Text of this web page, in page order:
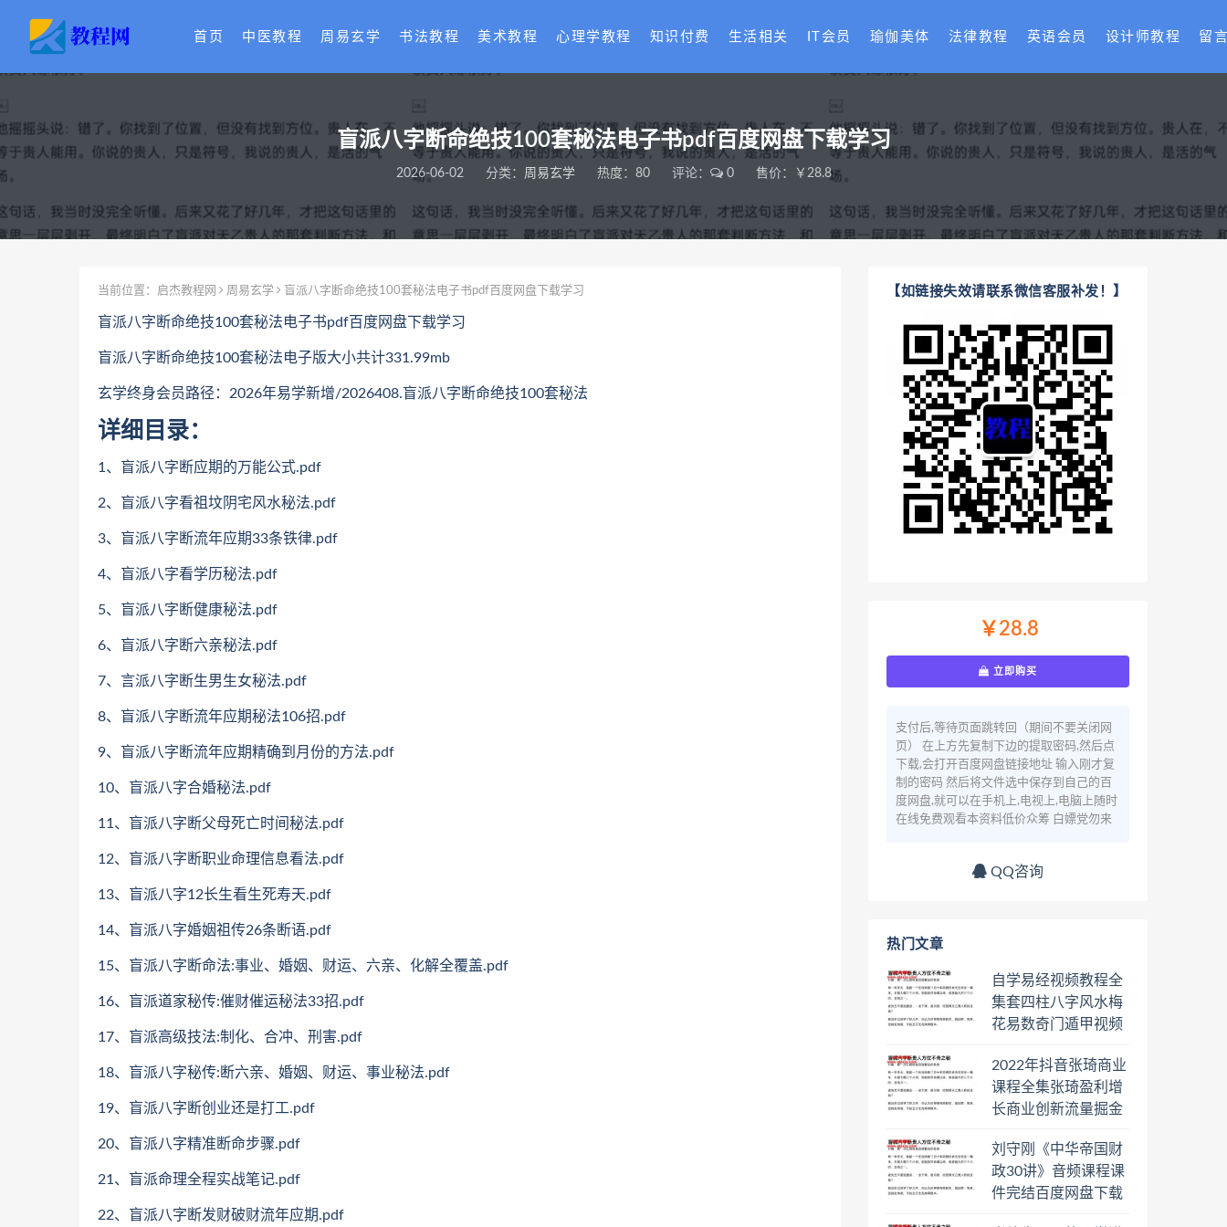
首页 中医教程 周易玄学 书法教程 美术教程 心理学教程 知识付费 生活相关 IT会员 瑜伽美体 法律教程 英语会员 设计师教程 留
盲派八字断命绝技100套秘法电子书pdf百度网盘下载学习
2026-06-02 分类： 周易玄学 热度：80 评论： 0 售价：￥28.8
当前位置： 启杰教程网 周易玄学 盲派八字断命绝技100套秘法电子书pdf百度网盘下载学习
盲派八字断命绝技100套秘法电子书pdf百度网盘下载学习
盲派八字断命绝技100套秘法电子版大小共计331.99mb
玄学终身会员路径：2026年易学新增/2026408.盲派八字断命绝技100套秘法
详细目录：
1、盲派八字断应期的万能公式.pdf
2、盲派八字看祖坟阴宅风水秘法.pdf
3、盲派八字断流年应期33条铁律.pdf
4、盲派八字看学历秘法.pdf
5、盲派八字断健康秘法.pdf
6、盲派八字断六亲秘法.pdf
7、言派八字断生男生女秘法.pdf
8、盲派八字断流年应期秘法106招.pdf
9、盲派八字断流年应期精确到月份的方法.pdf
10、盲派八字合婚秘法.pdf
11、盲派八字断父母死亡时间秘法.pdf
12、盲派八字断职业命理信息看法.pdf
13、盲派八字12长生看生死寿天.pdf
14、盲派八字婚姻祖传26条断语.pdf
15、盲派八字断命法:事业、婚姻、财运、六亲、化解全覆盖.pdf
16、盲派道家秘传:催财催运秘法33招.pdf
17、盲派高级技法:制化、合冲、刑害.pdf
18、盲派八字秘传:断六亲、婚姻、财运、事业秘法.pdf
19、盲派八字断创业还是打工.pdf
20、盲派八字精准断命步骤.pdf
21、盲派命理全程实战笔记.pdf
22、盲派八字断发财破财流年应期.pdf
【如链接失效请联系微信客服补发！】
￥28.8
立即购买
支付后,等待页面跳转回（期间不要关闭网
页） 在上方先复制下边的提取密码,然后点
下载,会打开百度网盘链接地址 输入刚才复
制的密码 然后将文件选中保存到自己的百
度网盘,就可以在手机上,电视上,电脑上随时
在线免费观看本资料低价众筹 白嫖党勿来
QQ咨询
热门文章
自学易经视频教程全
集套四柱八字风水梅
花易数奇门遁甲视频
日罗盘教程百度云网
盘会员
2022年抖音张琦商业
课程全集张琦盈利增
长商业创新流量掘金
盘下载学习
刘守刚《中华帝国财
政30讲》音频课程课
件完结百度网盘下载